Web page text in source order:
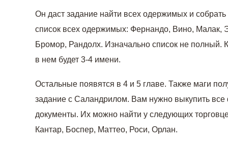
Он даст задание найти всех одержимых и
список всех одержимых: Фернандо, Вино, Малак,
Бромор, Рандолх. Изначально список не полный.
в нем будет 3-4 имени.
Остальные появятся в 4 и 5 главе. Также маги
задание с Саландрилом. Вам нужно выкупить
документы. Их можно найти у следующих
Кантар, Боспер, Маттео, Роси, Орлан.